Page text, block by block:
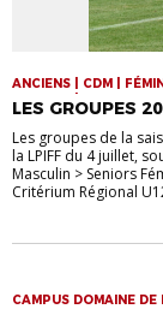
ANCIENS | CDM |
SENIORS | VIE DE LA
LES GROUPES
Les groupes de la
la LPIFF du 4 juillet,
Masculin > Seniors
Critérium Régional
CAMPUS DOMAINE DE